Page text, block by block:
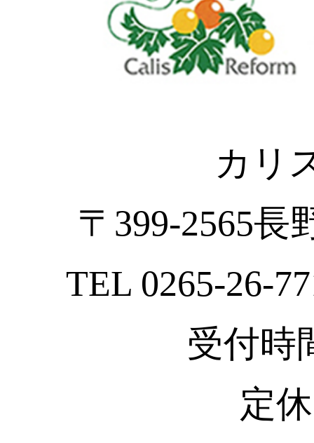
カリ
〒399-2565長
TEL 0265-26-
受付時
定